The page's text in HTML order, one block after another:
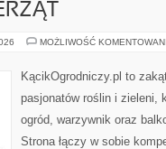
MOŻLIWOŚĆ
KącikOgrodniczy.pl to
pasjonatów roślin i zieleni,
ogród, warzywnik oraz
Strona łączy w sobie